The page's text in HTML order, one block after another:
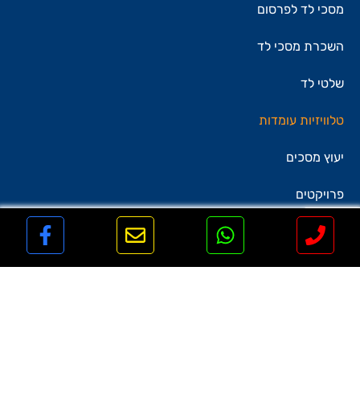
מסכי לד לפרסום
השכרת מסכי לד
שלטי לד
טלוויזיות עומדות
יעוץ מסכים
פרויקטים
שירותים נוספים
בין לקוחותינו